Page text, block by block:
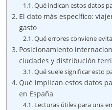
Qué indican estos datos
El dato más específico:
gasto
Qué errores conviene
Posicionamiento
ciudades y distribución
Qué suele significar esto
Qué implican estos datos
en España
Lecturas útiles para una